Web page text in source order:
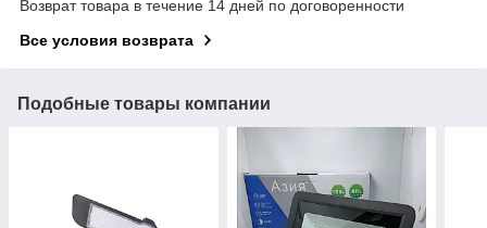
Возврат товара в течение 14 дней по договоренности
Все условия возврата
Подобные товары компании